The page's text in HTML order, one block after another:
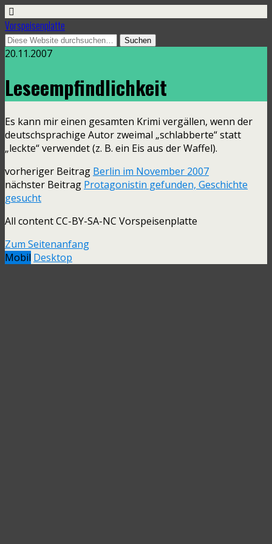
Vorspeisenplatte
20.11.2007
Leseempfindlichkeit
Es kann mir einen gesamten Krimi vergällen, wenn der
deutschsprachige Autor zweimal „schlabberte“ statt
„leckte“ verwendet (z. B. ein Eis aus der Waffel).
vorheriger Beitrag Berlin im November 2007
nächster Beitrag Protagonistin gefunden, Geschichte
gesucht
All content CC-BY-SA-NC Vorspeisenplatte
Zum Seitenanfang
Mobil Desktop